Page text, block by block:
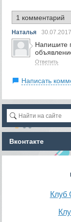
Наталья 30.07.2017
Напишите
Ответить
Написать
Вконтакте
Клуб